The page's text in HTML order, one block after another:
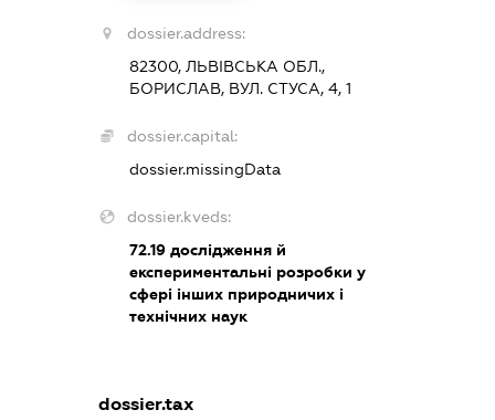
dossier.address:
82300, ЛЬВІВСЬКА ОБЛ.,
БОРИСЛАВ, ВУЛ. СТУСА, 4, 1
dossier.capital:
dossier.missingData
dossier.kveds:
72.19дослідження й
експериментальні розробки у
сфері інших природничих і
технічних наук
dossier.tax